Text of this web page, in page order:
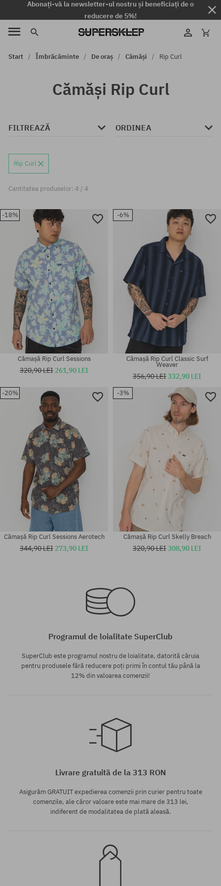
Abonați-vă la newsletter-ul nostru și beneficiați de o
reducere de 5%!
Start Îmbrăcăminte De oraș Cămăși Rip Curl
Cămăși Rip Curl
FILTREAZĂ ORDINEA
Rip Curl
Cantitatea produselor: 4 / 4
-18%
Cămașă Rip Curl Sessions
320,90 LEI 261,90 LEI
-6%
M; XL
Cămașă Rip Curl Classic Surf
Weaver
356,90 LEI332,90 LEI
-20%
Cămașă Rip Curl Sessions Aerotech
344,90 LEI 273,90 LEI
-3%
Mărimi existente:
Cămașă Rip Curl Skelly Breach
320,90 LEI308,90 LEI
Programul de loialitate SuperClub
SuperClub este programul nostru de loialitate, datorită căruia
pentru produsele fără reducere poți primi în contul tău până la
12% din valoarea comenzii!
Livrare gratuită de la 313 RON
Asigurăm GRATUIT expedierea comenzii prin curier pentru toate
comenzile, ale căror valoare este mai mare de 313 lei,
indiferent de modalitatea de plată aleasă.